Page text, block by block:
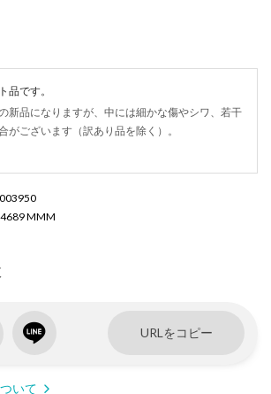
品です。
新品になりますが、中には細かな傷やシワ、若干
がございます（訳あり品を除く）。
MMM
URLをコピー
いて